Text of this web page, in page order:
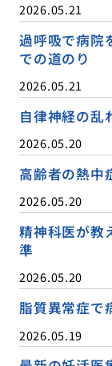
2026.05.21
過呼吸で病院
での道のり
2026.05.21
自律神経の乱
2026.05.20
高齢者の熱中
2026.05.20
精神科医が教
準
2026.05.20
脂質異常症で
2026.05.19